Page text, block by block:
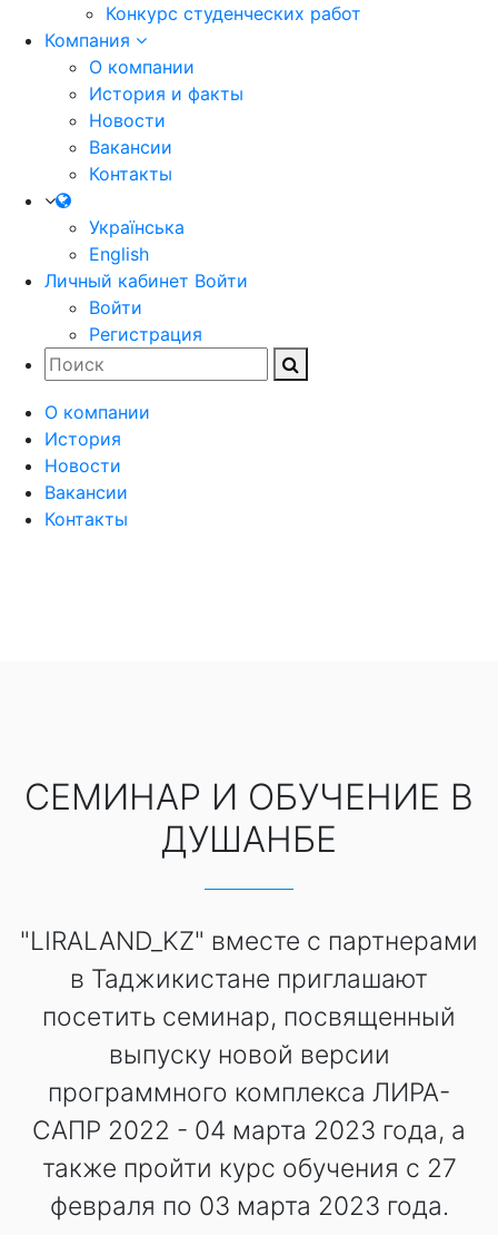
Конкурс студенческих работ
Компания
О компании
История и факты
Новости
Вакансии
Контакты
Українська
English
Личный кабинет Войти
Войти
Регистрация
О компании
История
Новости
Вакансии
Контакты
СЕМИНАР И ОБУЧЕНИЕ В
ДУШАНБЕ
"LIRALAND_KZ" вместе с партнерами
в Таджикистане приглашают
посетить семинар, посвященный
выпуску новой версии
программного комплекса ЛИРА-
САПР 2022 - 04 марта 2023 года, а
также пройти курс обучения с 27
февраля по 03 марта 2023 года.